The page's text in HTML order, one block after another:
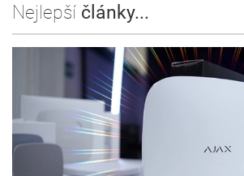
Nejlepší články...